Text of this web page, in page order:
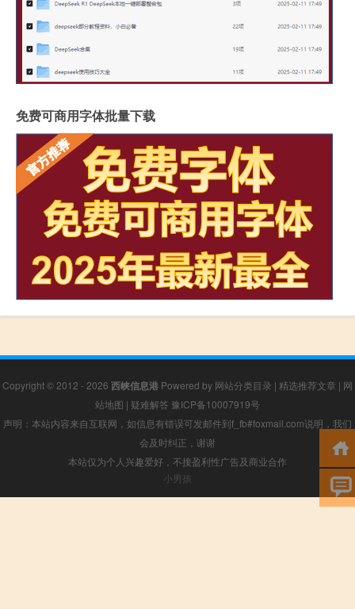
免费可商用字体批量下载
Copyright © 2012 - 2026 西峡信息港 Powered by 网站分类目录 | 精选推荐文章 | 网
站地图 | 疑难解答 豫ICP备10007919号
声明：本站内容来自互联网，如信息有错误可发邮件到f_fb#foxmail.com说明，我们
会及时纠正，谢谢
本站仅为个人兴趣爱好，不接盈利性广告及商业合作
小男孩